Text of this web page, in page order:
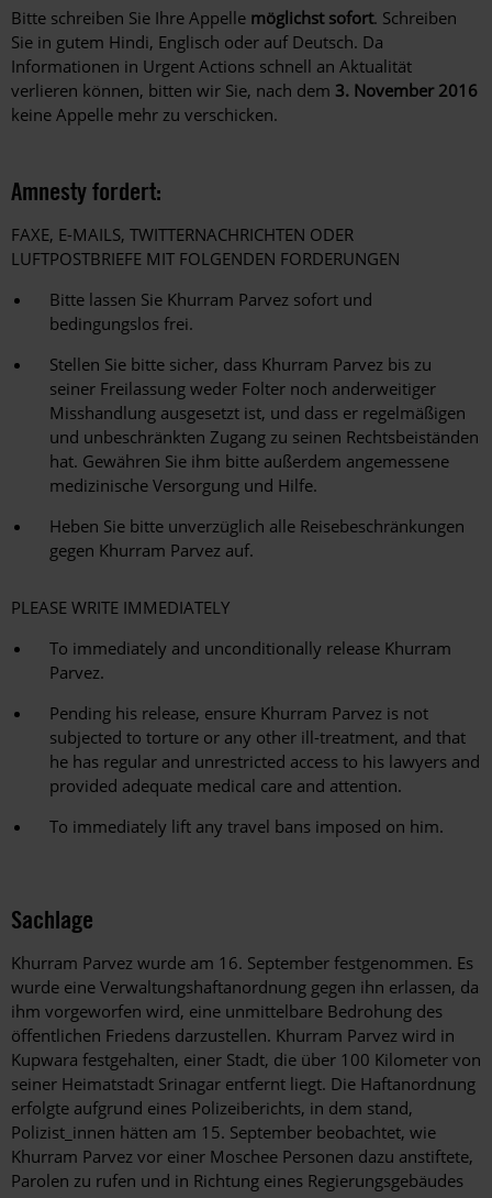
Bitte schreiben Sie Ihre Appelle möglichst sofort. Schreiben
Sie in gutem Hindi, Englisch oder auf Deutsch. Da
Informationen in Urgent Actions schnell an Aktualität
verlieren können, bitten wir Sie, nach dem 3. November 2016
keine Appelle mehr zu verschicken.
Amnesty fordert:
FAXE, E-MAILS, TWITTERNACHRICHTEN ODER
LUFTPOSTBRIEFE MIT FOLGENDEN FORDERUNGEN
Bitte lassen Sie Khurram Parvez sofort und
bedingungslos frei.
Stellen Sie bitte sicher, dass Khurram Parvez bis zu
seiner Freilassung weder Folter noch anderweitiger
Misshandlung ausgesetzt ist, und dass er regelmäßigen
und unbeschränkten Zugang zu seinen Rechtsbeiständen
hat. Gewähren Sie ihm bitte außerdem angemessene
medizinische Versorgung und Hilfe.
Heben Sie bitte unverzüglich alle Reisebeschränkungen
gegen Khurram Parvez auf.
PLEASE WRITE IMMEDIATELY
To immediately and unconditionally release Khurram
Parvez.
Pending his release, ensure Khurram Parvez is not
subjected to torture or any other ill-treatment, and that
he has regular and unrestricted access to his lawyers and
provided adequate medical care and attention.
To immediately lift any travel bans imposed on him.
Sachlage
Khurram Parvez wurde am 16. September festgenommen. Es
wurde eine Verwaltungshaftanordnung gegen ihn erlassen, da
ihm vorgeworfen wird, eine unmittelbare Bedrohung des
öffentlichen Friedens darzustellen. Khurram Parvez wird in
Kupwara festgehalten, einer Stadt, die über 100 Kilometer von
seiner Heimatstadt Srinagar entfernt liegt. Die Haftanordnung
erfolgte aufgrund eines Polizeiberichts, in dem stand,
Polizist_innen hätten am 15. September beobachtet, wie
Khurram Parvez vor einer Moschee Personen dazu anstiftete,
Parolen zu rufen und in Richtung eines Regierungsgebäudes